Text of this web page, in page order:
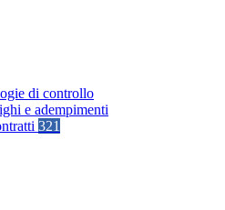
di controllo
e adempimenti
321